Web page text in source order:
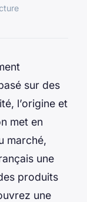
sur des
l’origine et
met en
marché,
une
produits
une